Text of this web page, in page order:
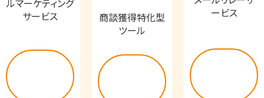
詳し
く見 詳し
く見
詳し
く見